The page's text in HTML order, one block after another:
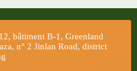
bâtiment B-1, Greenland
n° 2 Jinlan Road, district